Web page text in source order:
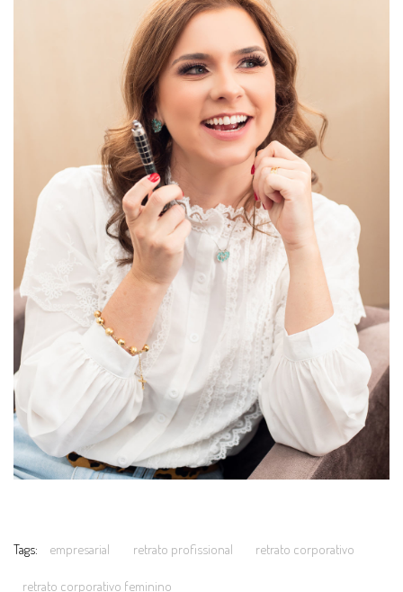
Tags: empresarial retrato profissional retrato corporativo
retrato corporativo feminino